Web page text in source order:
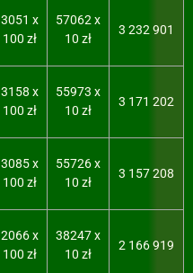
3051 x
100 zł
57062 x
10 zł
3 232 901
3158 x
100 zł
55973 x
10 zł
3 171 202
3085 x
100 zł
55726 x
10 zł
3 157 208
2066 x
100 zł
38247 x
10 zł
2 166 919